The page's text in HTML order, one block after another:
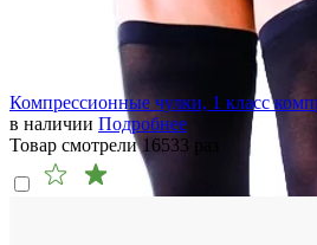
Компрессионные чулки, 1 класс
в наличии Подробнее
Товар смотрели16533